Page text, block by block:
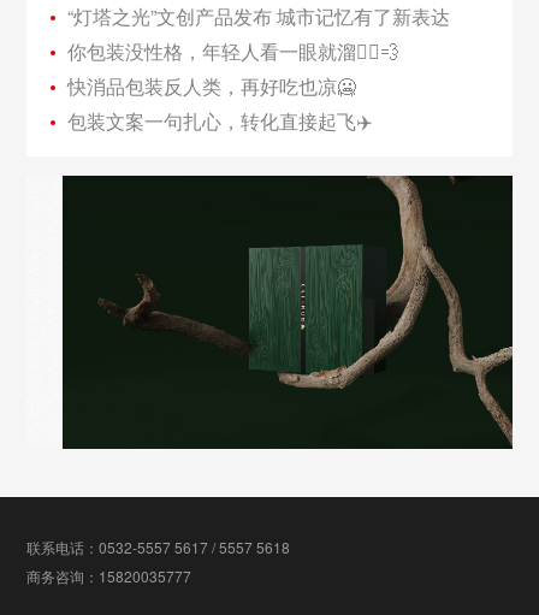
“灯塔之光”文创产品发布 城市记忆有了新表达
你包装没性格，年轻人看一眼就溜🏃‍♂️💨
快消品包装反人类，再好吃也凉🥶
包装文案一句扎心，转化直接起飞✈️
联系电话：0532-5557 5617 / 5557 5618
商务咨询：15820035777